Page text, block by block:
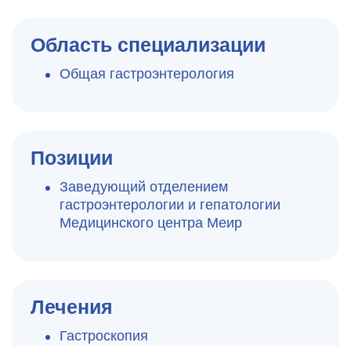
Область специализации
Общая гастроэнтерология
Позиции
Заведующий отделением
гастроэнтерологии и гепатологии
Медицинского центра Меир
Лечения
Гастроскопия